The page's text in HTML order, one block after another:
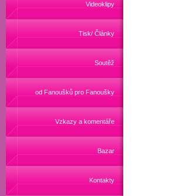
Videoklipy
Tisk/ Články
Soutěž
od Fanoušků pro Fanoušky
Vzkazy a komentáře
Bazar
Kontakty